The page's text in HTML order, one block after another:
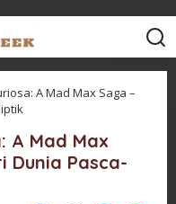
A Mad Max Saga –
A Mad Max
Dunia Pasca-